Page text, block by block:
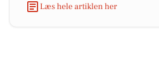
Læs hele artiklen her